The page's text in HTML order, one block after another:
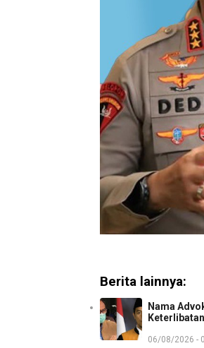
Berita lainnya:
Nama
06/08/2026 -